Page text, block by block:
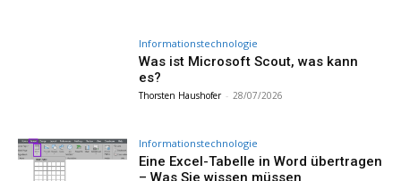
Informationstechnologie
Was ist Microsoft Scout, was kann
es?
Thorsten Haushofer - 28/07/2026
Informationstechnologie
Eine Excel-Tabelle in Word übertragen
– Was Sie wissen müssen